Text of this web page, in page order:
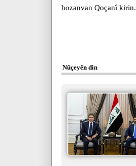
hozanvan Qoçanî kirin.
Nûçeyên din